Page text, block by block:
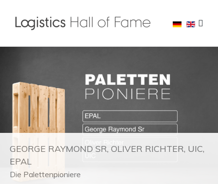
GEORGE RAYMOND SR, OLIVER RICHTER, UIC,
EPAL
Die Palettenpioniere